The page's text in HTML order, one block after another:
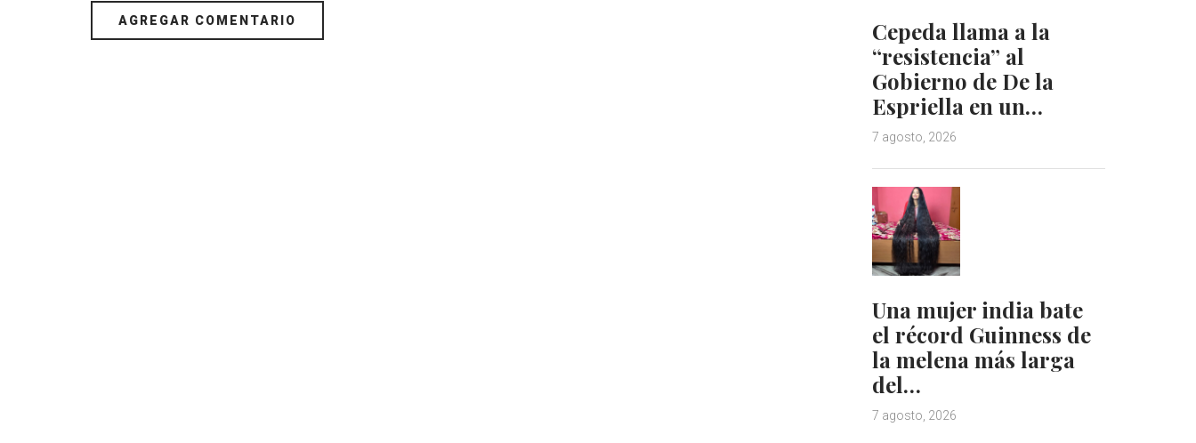
Cepeda llama a la
“resistencia” al
Gobierno de De la
Espriella en un…
7 agosto, 2026
Una mujer india bate
el récord Guinness de
la melena más larga
del…
7 agosto, 2026